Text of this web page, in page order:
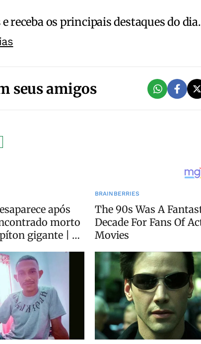
e receba os principais destaques do dia.
seus amigos